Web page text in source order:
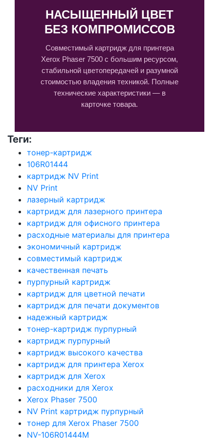
НАСЫЩЕННЫЙ ЦВЕТ
БЕЗ КОМПРОМИССОВ
Совместимый картридж для принтера
Xerox Phaser 7500 с большим ресурсом,
стабильной цветопередачей и разумной
стоимостью владения техникой. Полные
технические характеристики — в
карточке товара.
Теги:
тонер-картридж
106R01444
картридж NV Print
NV Print
лазерный картридж
картридж для лазерного принтера
картридж для офисного принтера
расходные материалы для принтера
экономичный картридж
совместимый картридж
качественная печать
пурпурный картридж
картридж для цветной печати
картридж для печати документов
надежный картридж
тонер-картридж пурпурный
картридж пурпурный
картридж высокого качества
картридж для принтера Xerox
картридж для Xerox
расходники для Xerox
Xerox Phaser 7500
NV Print картридж пурпурный
тонер для Xerox Phaser 7500
NV-106R01444M